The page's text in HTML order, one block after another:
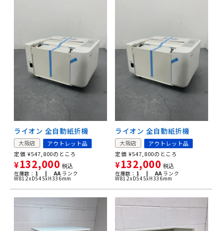
ライオン 全自動紙折機
大阪店
アウトレット品
定価 ¥547,800のところ
¥132,000 税込
在庫数： 1 | AA ランク
W812xD545xH336mm
ライオン 全自動紙折機
大阪店
アウトレット品
定価 ¥547,800のところ
¥132,000 税込
在庫数： 1 | AA ランク
W812xD545xH336mm